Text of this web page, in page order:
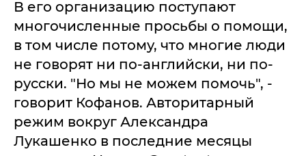
В его организацию поступают
многочисленные просьбы о помощи,
в том числе потому, что многие люди
не говорят ни по-английски, ни по-
русски. "Но мы не можем помочь", -
говорит Кофанов. Авторитарный
режим вокруг Александра
Лукашенко в последние месяцы